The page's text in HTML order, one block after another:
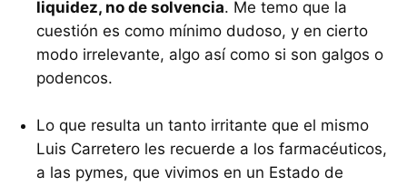
liquidez, no de solvencia. Me temo que la
cuestión es como mínimo dudoso, y en cierto
modo irrelevante, algo así como si son galgos o
podencos.
Lo que resulta un tanto irritante que el mismo
Luis Carretero les recuerde a los farmacéuticos,
a las pymes, que vivimos en un Estado de